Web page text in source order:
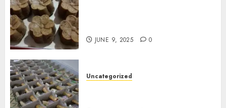
JUNE 9, 2025 0
Uncategorized